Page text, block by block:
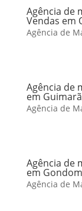
Agência de
Vendas em
Agência de
Agência de
em
Agência de
Agência de
em
Agência de